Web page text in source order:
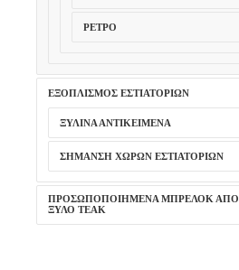
ΡΕΤΡΌ
ΕΞΟΠΛΙΣΜΌΣ ΕΣΤΙΑΤΟΡΊΩΝ
ΞΎΛΙΝΑ ΑΝΤΙΚΕΊΜΕΝΑ
ΣΉΜΑΝΣΗ ΧΏΡΩΝ ΕΣΤΙΑΤΟΡΊΩΝ
ΠΡΟΣΩΠΟΠΟΙΗΜΈΝΑ ΜΠΡΕΛΌΚ ΑΠΌ
ΞΎΛΟ TEAK